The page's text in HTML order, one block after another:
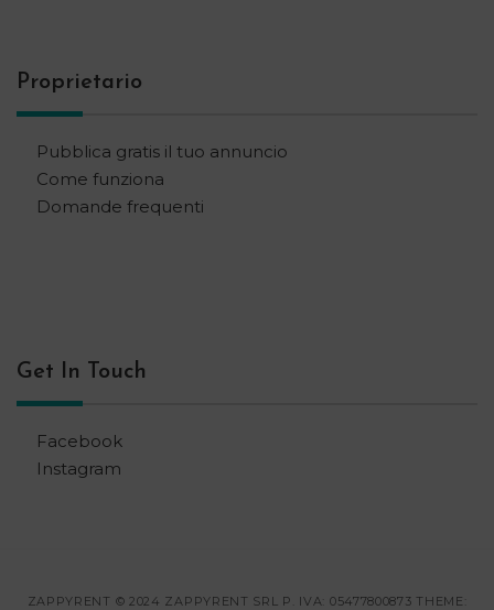
Proprietario
Pubblica gratis il tuo annuncio
Come funziona
Domande frequenti
Get In Touch
Facebook
Instagram
ZAPPYRENT © 2024 ZAPPYRENT SRL P. IVA: 05477800873 THEME: